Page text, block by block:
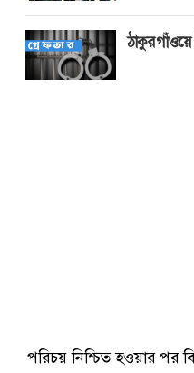
ঠাকুরগাঁওয়ে
পরিচয় নিশ্চিত হওয়ার পর